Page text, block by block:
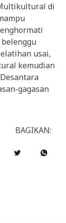
di
usai,
kemudian
gagasan
BAGIKAN: